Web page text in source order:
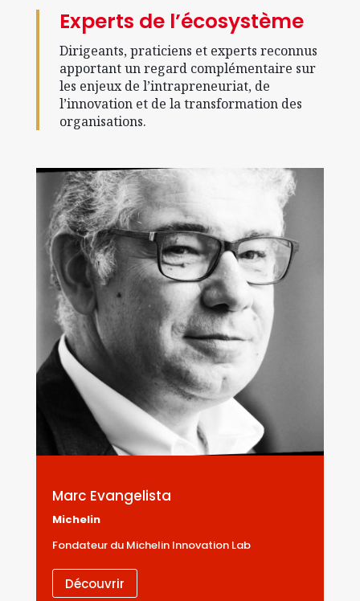
Experts de l’écosystème
Dirigeants, praticiens et experts reconnus
apportant un regard complémentaire sur
les enjeux de l’intrapreneuriat, de
l’innovation et de la transformation des
organisations.
Marc Evangelista
Michelin
Fondateur du Michelin Innovation Lab
Découvrir